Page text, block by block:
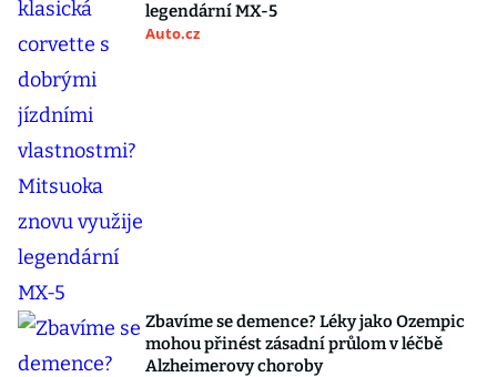
legendární MX-5
Auto.cz
Zbavíme se demence? Léky jako Ozempic
mohou přinést zásadní průlom v léčbě
Alzheimerovy choroby